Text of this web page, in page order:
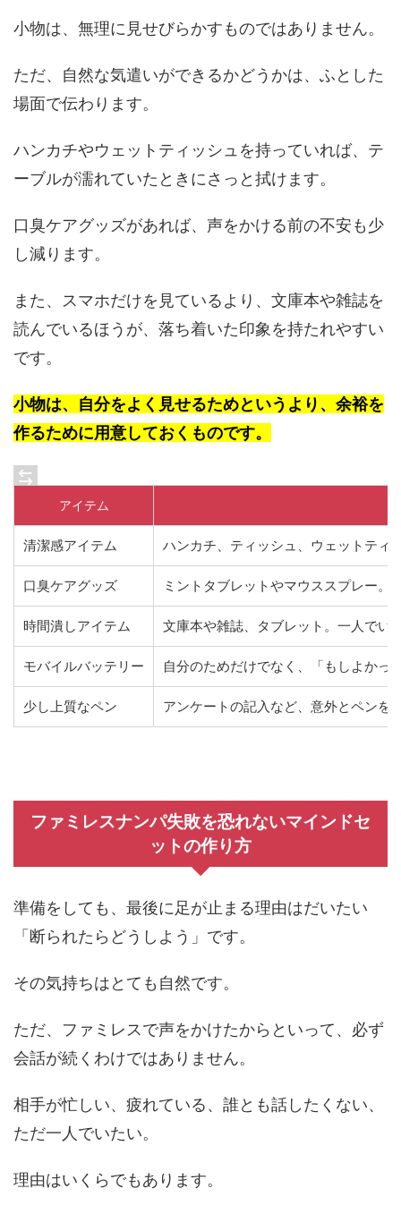
小物は、無理に見せびらかすものではありません。
ただ、自然な気遣いができるかどうかは、ふとした
場面で伝わります。
ハンカチやウェットティッシュを持っていれば、テ
ーブルが濡れていたときにさっと拭けます。
口臭ケアグッズがあれば、声をかける前の不安も少
し減ります。
また、スマホだけを見ているより、文庫本や雑誌を
読んでいるほうが、落ち着いた印象を持たれやすい
です。
小物は、自分をよく見せるためというより、余裕を
作るために用意しておくものです。
アイテム
清潔感アイテム ハンカチ、ティッシュ、ウェットティ
口臭ケアグッズ ミントタブレットやマウススプレー
時間潰しアイテム 文庫本や雑誌、タブレット。一人でい
モバイルバッテリー 自分のためだけでなく、「もしよかっ
少し上質なペン アンケートの記入など、意外とペンを
ファミレスナンパ失敗を恐れないマインドセ
ットの作り方
準備をしても、最後に足が止まる理由はだいたい
「断られたらどうしよう」です。
その気持ちはとても自然です。
ただ、ファミレスで声をかけたからといって、必ず
会話が続くわけではありません。
相手が忙しい、疲れている、誰とも話したくない、
ただ一人でいたい。
理由はいくらでもあります。